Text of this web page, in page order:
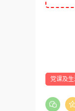
党课及